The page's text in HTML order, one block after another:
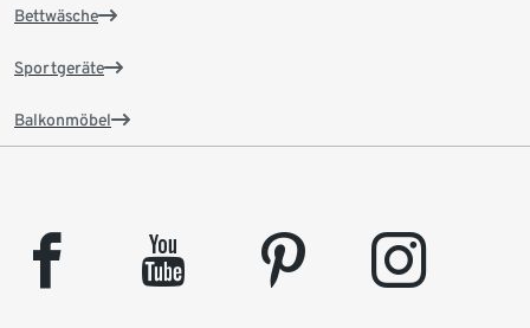
Bettwäsche
Sportgeräte
Balkonmöbel
facebook youtube pinterest instagram